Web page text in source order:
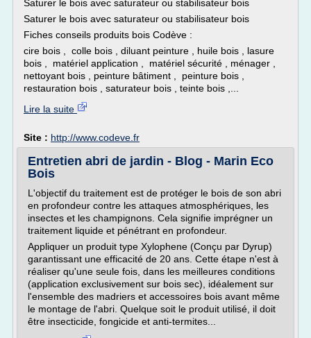
Saturer le bois avec saturateur ou stabilisateur bois
Saturer le bois avec saturateur ou stabilisateur bois
Fiches conseils produits bois Codève :
cire bois , colle bois , diluant peinture , huile bois , lasure
bois , matériel application , matériel sécurité , ménager ,
nettoyant bois , peinture bâtiment , peinture bois ,
restauration bois , saturateur bois , teinte bois ,...
Lire la suite
Site : http://www.codeve.fr
Entretien abri de jardin - Blog - Marin Eco
Bois
L'objectif du traitement est de protéger le bois de son abri
en profondeur contre les attaques atmosphériques, les
insectes et les champignons. Cela signifie imprégner un
traitement liquide et pénétrant en profondeur.
Appliquer un produit type Xylophene (Conçu par Dyrup)
garantissant une efficacité de 20 ans. Cette étape n'est à
réaliser qu'une seule fois, dans les meilleures conditions
(application exclusivement sur bois sec), idéalement sur
l'ensemble des madriers et accessoires bois avant même
le montage de l'abri. Quelque soit le produit utilisé, il doit
être insecticide, fongicide et anti-termites...